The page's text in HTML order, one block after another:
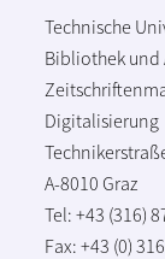
Technische
Bibliothek und
Digitalisierung
A-8010 Graz
Tel: +43 (316)
Fax: +43 (0)